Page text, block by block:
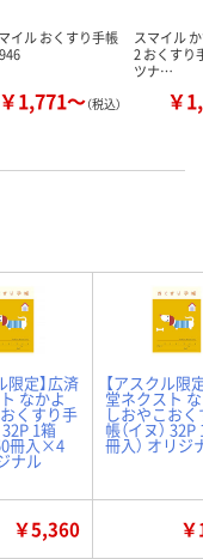
イル おくすり手帳
￥1,771～（税込）
スマイル
2 おくすり
ツナ…
￥
限定】広済
なかよ
くすり手
32P 1箱
50冊入×4
ナル
【アスクル限
堂ネクスト
しおやこお
帳（イヌ） 32P
冊入） オリジ
￥5,360